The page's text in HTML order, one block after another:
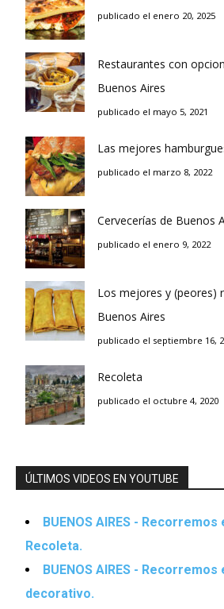
publicado el enero 20, 2025
Restaurantes con
Buenos Aires
publicado el mayo 5, 2021
Las mejores
publicado el marzo 8, 2022
Cervecerías de Buenos
publicado el enero 9, 2022
Los mejores y (peores)
Buenos Aires
publicado el septiembre 16,
Recoleta
publicado el octubre 4, 2020
ÚLTIMOS VIDEOS EN YOUTUBE
BUENOS AIRES -
Recoleta.
BUENOS AIRES -
decorativo.